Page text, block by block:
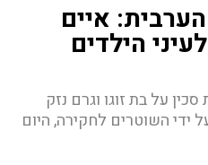
איים
הילדים
על בת זוגו וגרם נזק
השוטרים לחקירה, היום